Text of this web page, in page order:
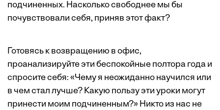
подчиненных. Насколько свободнее мы бы
почувствовали себя, приняв этот факт?
Готовясь к возвращению в офис,
проанализируйте эти беспокойные полтора года и
спросите себя: «Чему я неожиданно научился или
в чем стал лучше? Какую пользу эти уроки могут
принести моим подчиненным?» Никто из нас не